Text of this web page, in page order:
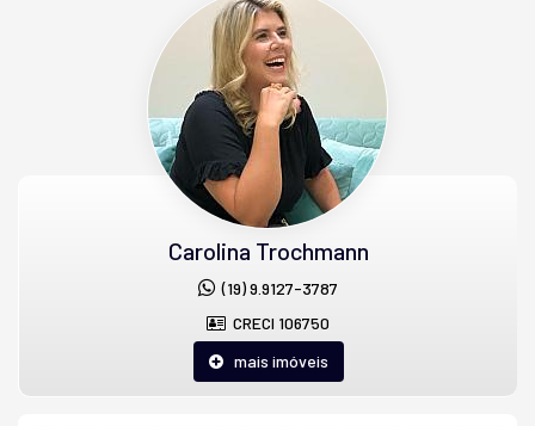
tranquilo, com vários pontos comerciais e faculdade próximos.
Terreo: Área Privativa (apartamento) 63,23m²- Área Privativa área
livre descoberta 14,7m² - Área Privativa Total 77,93 m² .
CONTRAPISO DESEMPENADO: Salas e dormitórios.
PISOS CERÂMICOS: Cozinhas, área de serviços, banheiros. Hall e
> Somente UMA unidade disponivel neste pavimento, Terreo.<
Características do Imóvel
Internet / WiFi
Carolina Trochmann
(19) 9.9127-3787
CRECI 106750
mais imóveis